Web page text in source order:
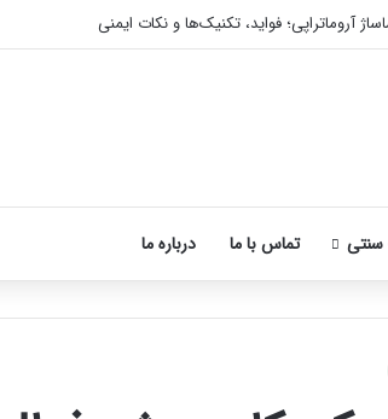
آروماتراپی؛ فواید، تکنیک‌ها و نکات ایمنی
تماس با ما درباره ما